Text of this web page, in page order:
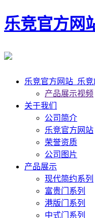
乐竞官方网
乐竞官方网站_乐
产品展示视频
关于我们
公司简介
乐竞官方网站
荣誉资质
公司图片
产品展示
现代简约系列
富贵门系列
港版门系列
中式门系列